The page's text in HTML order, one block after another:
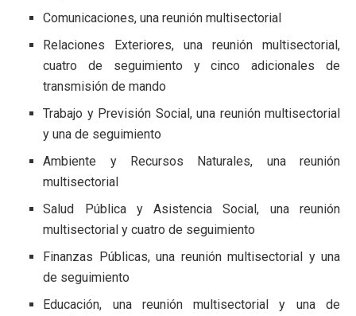
Comunicaciones, una reunión multisectorial
Relaciones Exteriores, una reunión multisectorial,
cuatro de seguimiento y cinco adicionales de
transmisión de mando
Trabajo y Previsión Social, una reunión multisectorial
y una de seguimiento
Ambiente y Recursos Naturales, una reunión
multisectorial
Salud Pública y Asistencia Social, una reunión
multisectorial y cuatro de seguimiento
Finanzas Públicas, una reunión multisectorial y una
de seguimiento
Educación, una reunión multisectorial y una de